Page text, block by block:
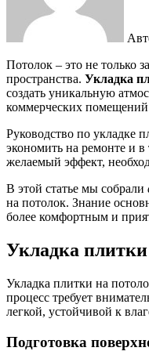
Потолок – это не только завершающий элемент интерьера, но и важный аспект, влияющий на общее восприятие
пространства. Укладка
создать уникальную
коммерческих
Руководство по укладке
экономить на ремонте и в
желаемый эффект,
В этой статье мы собрали
на потолок. Знание
более комфортным и
Укладка
Укладка плитки на
процесс требует
легкой, устойчивой к
Подготовка